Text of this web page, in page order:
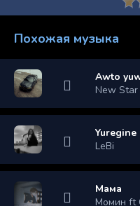
Похожая музыка
Awto
New Star
Yuregine
LeBi
Мама
Момин ft